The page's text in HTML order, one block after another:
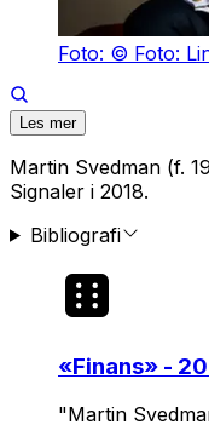
Foto: © Foto:
Les mer
Martin Svedman (f.
Signaler i 2018.
Bibliografi
«Finans» -
"Martin